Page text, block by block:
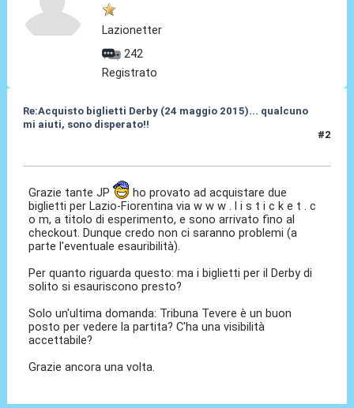
Lazionetter
242
Registrato
Re:Acquisto biglietti Derby (24 maggio 2015)... qualcuno
mi aiuti, sono disperato!!
#2
Grazie tante JP
ho provato ad acquistare due
biglietti per Lazio-Fiorentina via w w w . l i s t i c k e t . c
o m, a titolo di esperimento, e sono arrivato fino al
checkout. Dunque credo non ci saranno problemi (a
parte l'eventuale esauribilità).
Per quanto riguarda questo: ma i biglietti per il Derby di
solito si esauriscono presto?
Solo un'ultima domanda: Tribuna Tevere è un buon
posto per vedere la partita? C'ha una visibilità
accettabile?
Grazie ancora una volta.